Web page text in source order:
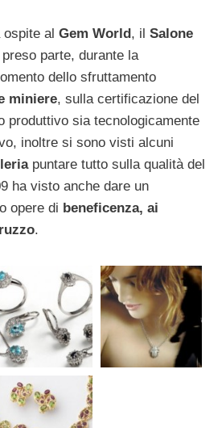
ospite al Gem World, il Salone
parte, durante la
dello sfruttamento
miniere, sulla certificazione del
produttivo sia tecnologicamente
inoltre si sono visti alcuni
puntare tutto sulla qualità del
ha visto anche dare un
opere di beneficenza, ai
.